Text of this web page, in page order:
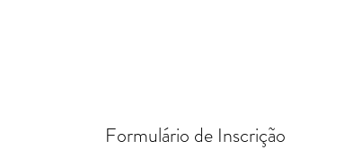
Formulário de Inscrição